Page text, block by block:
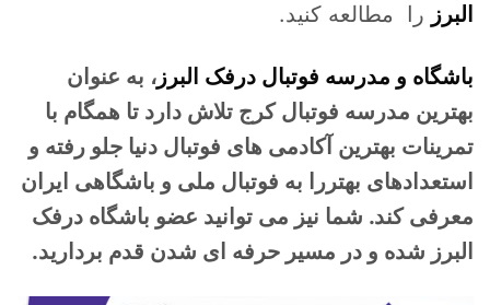
البرز را مطالعه کنید.
باشگاه و مدرسه فوتبال درفک البرز، به عنوان
بهترین مدرسه فوتبال کرج تلاش دارد تا همگام با
تمرینات بهترین آکادمی های فوتبال دنیا جلو رفته و
استعدادهای بهتررا به فوتبال ملی و باشگاهی ایران
معرفی کند. شما نیز می توانید عضو باشگاه درفک
البرز شده و در مسیر حرفه ای شدن قدم بردارید.